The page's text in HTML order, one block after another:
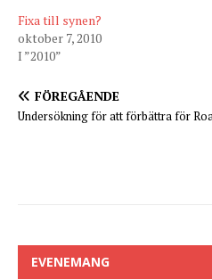
Fixa till synen?
oktober 7, 2010
I ”2010”
FÖREGÅENDE
Undersökning för att förbättra för
EVENEMANG